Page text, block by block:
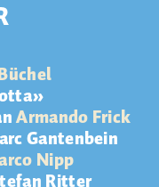
Armando Frick
Gantenbein
Nipp